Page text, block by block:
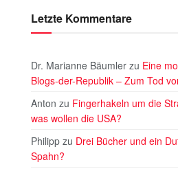
Letzte Kommentare
Dr. Marianne Bäumler zu Eine
Blogs-der-Republik – Zum Tod
Anton zu Fingerhakeln um die
was wollen die USA?
Philipp zu Drei Bücher und ein
Spahn?